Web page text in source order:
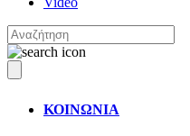
ΚΟΙΝΩΝΙΑ